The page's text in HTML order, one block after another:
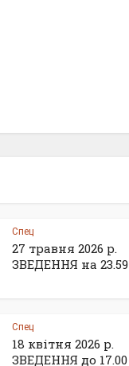
Спец
27 травня 2026 р.
ЗВЕДЕННЯ на 23.59
Спец
18 квітня 2026 р.
ЗВЕДЕННЯ до 17.00